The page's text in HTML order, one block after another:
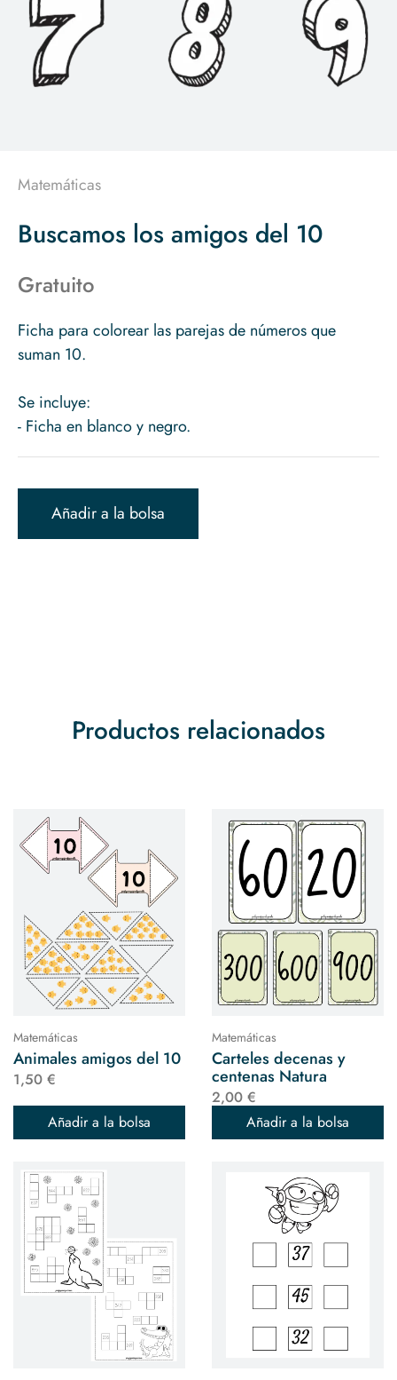
Matemáticas
Buscamos los amigos del 10
Gratuito
Ficha para colorear las parejas de números que
suman 10.
Se incluye:
Añadir a la bolsa
Productos relacionados
Matemáticas
Animales amigos del 10
1,50 €
Añadir a la bolsa
Matemáticas
Carteles decenas y
centenas Natura
2,00 €
Añadir a la bolsa